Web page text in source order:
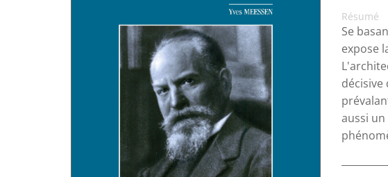
Résumé
Se
expose
aussi